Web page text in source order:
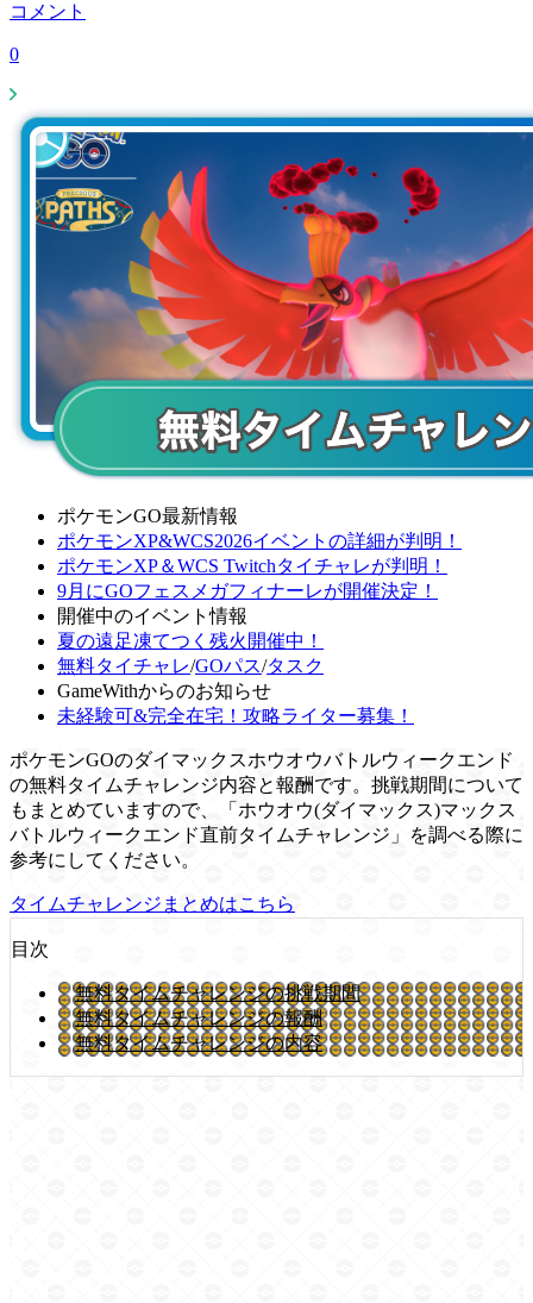
コメント
0
ポケモンGO最新情報
ポケモンXP&WCS2026イベントの詳細が判明！
ポケモンXP＆WCS Twitchタイチャレが判明！
9月にGOフェスメガフィナーレが開催決定！
開催中のイベント情報
夏の遠足凍てつく残火開催中！
無料タイチャレ/GOパス/タスク
GameWithからのお知らせ
未経験可&完全在宅！攻略ライター募集！
ポケモンGOのダイマックスホウオウバトルウィークエンド
の無料タイムチャレンジ内容と報酬です。挑戦期間について
もまとめていますので、「ホウオウ(ダイマックス)マックス
バトルウィークエンド直前タイムチャレンジ」を調べる際に
参考にしてください。
タイムチャレンジまとめはこちら
目次
無料タイムチャレンジの挑戦期間
無料タイムチャレンジの報酬
無料タイムチャレンジの内容